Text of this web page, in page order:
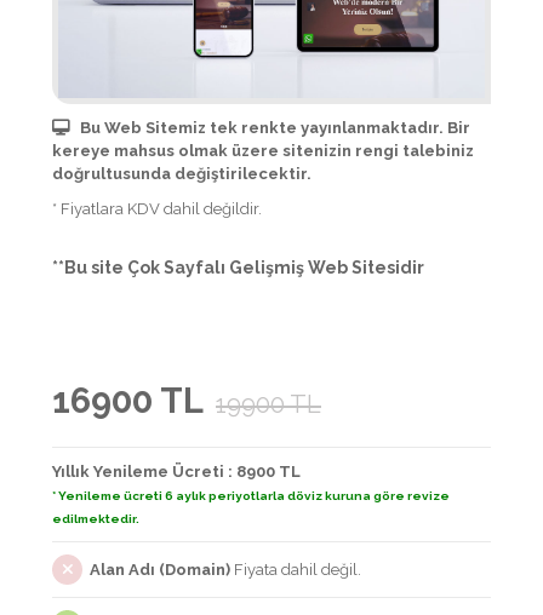
Bu Web Sitemiz tek renkte yayınlanmaktadır. Bir
kereye mahsus olmak üzere sitenizin rengi talebiniz
doğrultusunda değiştirilecektir.
* Fiyatlara KDV dahil değildir.
**Bu site Çok Sayfalı Gelişmiş Web Sitesidir
16900 TL 19900 TL
Yıllık Yenileme Ücreti : 8900 TL
* Yenileme ücreti 6 aylık periyotlarla döviz kuruna göre revize
edilmektedir.
Alan Adı (Domain) Fiyata dahil değil.